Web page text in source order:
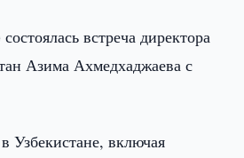
встреча директора
Азима Ахмедхаджаева с
Узбекистане, включая